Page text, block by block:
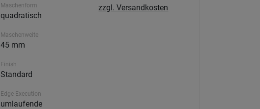
Maschenform
quadratisch
Maschenweite
45 mm
Finish
Standard
Edge Execution
umlaufende
zzgl. Versandkosten